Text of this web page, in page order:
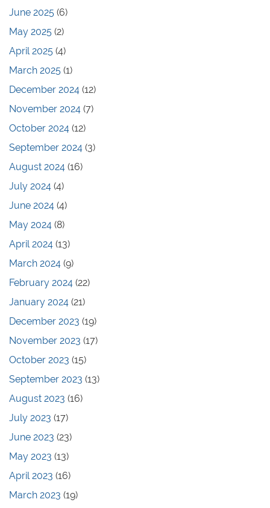
June 2025 (6)
May 2025 (2)
April 2025 (4)
March 2025 (1)
December 2024 (12)
November 2024 (7)
October 2024 (12)
September 2024 (3)
August 2024 (16)
July 2024 (4)
June 2024 (4)
May 2024 (8)
April 2024 (13)
March 2024 (9)
February 2024 (22)
January 2024 (21)
December 2023 (19)
November 2023 (17)
October 2023 (15)
September 2023 (13)
August 2023 (16)
July 2023 (17)
June 2023 (23)
May 2023 (13)
April 2023 (16)
March 2023 (19)